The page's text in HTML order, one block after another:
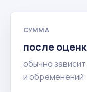
СУММА
после
обычно
и обременений